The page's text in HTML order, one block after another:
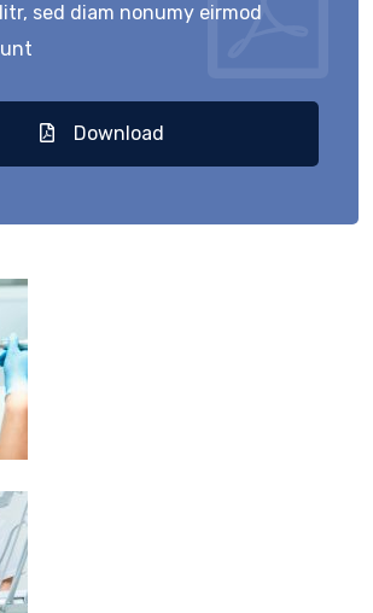
sed diam nonumy eirmod
Download